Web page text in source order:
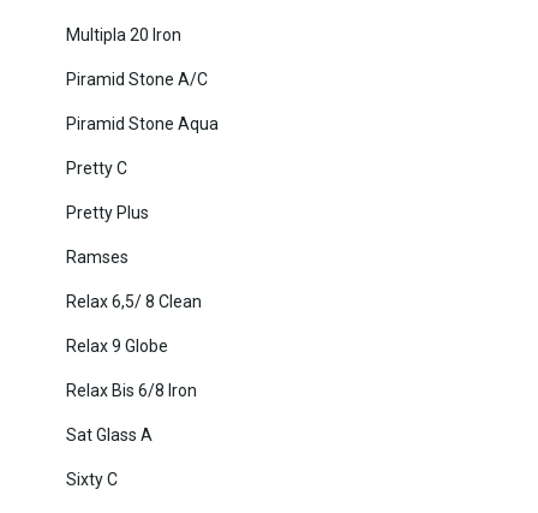
Multipla 20 Iron
Piramid Stone A/C
Piramid Stone Aqua
Pretty C
Pretty Plus
Ramses
Relax 6,5/ 8 Clean
Relax 9 Globe
Relax Bis 6/8 Iron
Sat Glass A
Sixty C